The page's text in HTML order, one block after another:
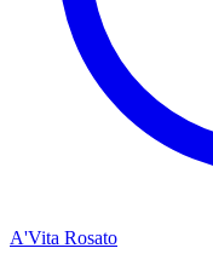
A'Vita Rosato